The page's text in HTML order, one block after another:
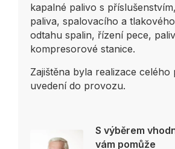
kapalné palivo s
paliva, spalovacího a
odtahu spalin, řízení pece,
kompresorové stanice.
Zajištěna byla realizace celého
uvedení do provozu.
S výběrem
vám pomůže